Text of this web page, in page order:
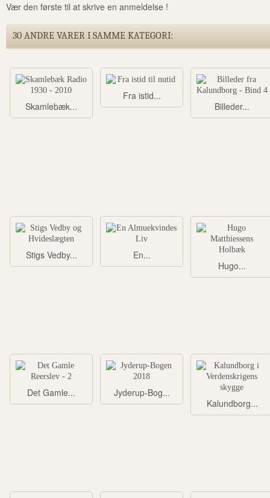
Vær den første til at skrive en anmeldelse !
30 ANDRE VARER I SAMME KATEGORI:
Skamlebæk...
Fra istid...
Billeder...
Stigs Vedby...
En...
Hugo...
Det Gamle...
Jyderup-Bog...
Kalundborg...